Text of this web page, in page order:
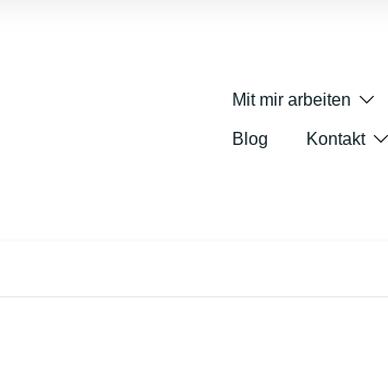
Mit mir arbeiten
Blog Kontakt